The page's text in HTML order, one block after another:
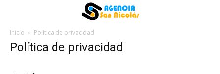
Inicio Política de privacidad
Política de privacidad